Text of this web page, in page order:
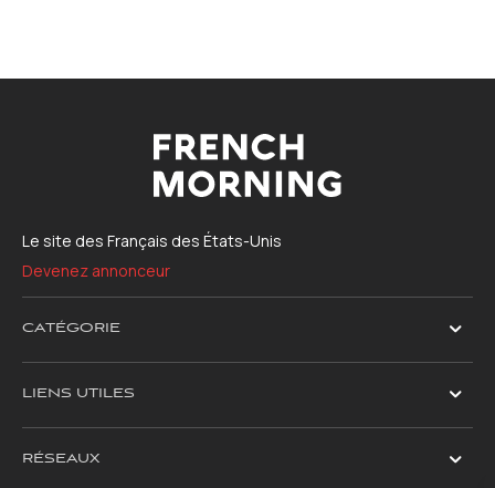
Le site des Français des États-Unis
Devenez annonceur
CATÉGORIE
LIENS UTILES
RÉSEAUX